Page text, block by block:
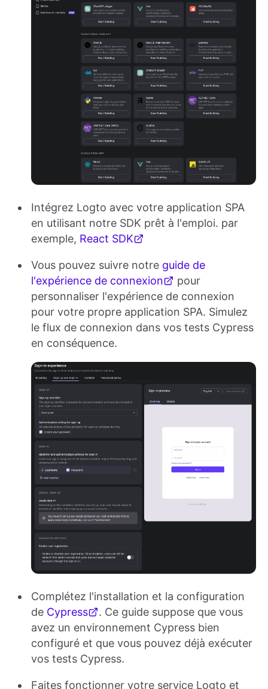
Intégrez Logto avec votre application SPA
en utilisant notre SDK prêt à l'emploi. par
exemple, React SDK
Vous pouvez suivre notre guide de
l'expérience de connexion
pour
personnaliser l'expérience de connexion
pour votre propre application SPA. Simulez
le flux de connexion dans vos tests Cypress
en conséquence.
Complétez l'installation et la configuration
de Cypress
. Ce guide suppose que vous
avez un environnement Cypress bien
configuré et que vous pouvez déjà exécuter
vos tests Cypress.
Faites fonctionner votre service Logto et